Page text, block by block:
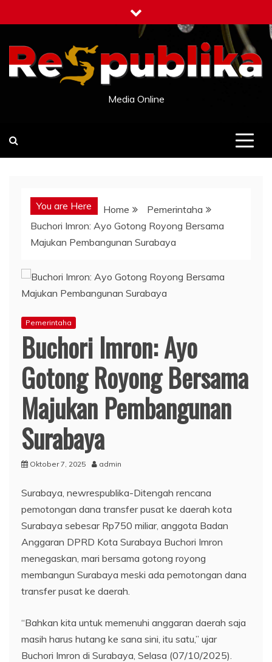
to
Media Online
You are Here Home
Pemerintaha
Buchori Imron: Ayo Gotong Royong Bersama
Majukan Pembangunan Surabaya
Pemerintaha
Buchori Imron: Ayo
Gotong Royong Bersama
Majukan Pembangunan
Surabaya
Oktober 7, 2025 admin
Surabaya, newrespublika-Ditengah rencana
pemotongan dana transfer pusat ke daerah kota
Surabaya sebesar Rp750 miliar, anggota Badan
Anggaran DPRD Kota Surabaya Buchori Imron
menegaskan, mari bersama gotong royong
membangun Surabaya meski ada pemotongan dana
transfer pusat ke daerah.
“Bahkan kita untuk memenuhi anggaran daerah saja
masih harus hutang ke sana sini, itu satu,” ujar
Buchori Imron di Surabaya, Selasa (07/10/2025).